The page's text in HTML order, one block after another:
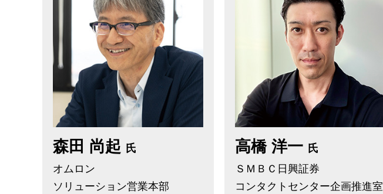
森田 尚起 氏
オムロン
ソリューション営業本部
高橋 洋一 氏
ＳＭＢＣ日興証券
コンタクトセンター企画推進室